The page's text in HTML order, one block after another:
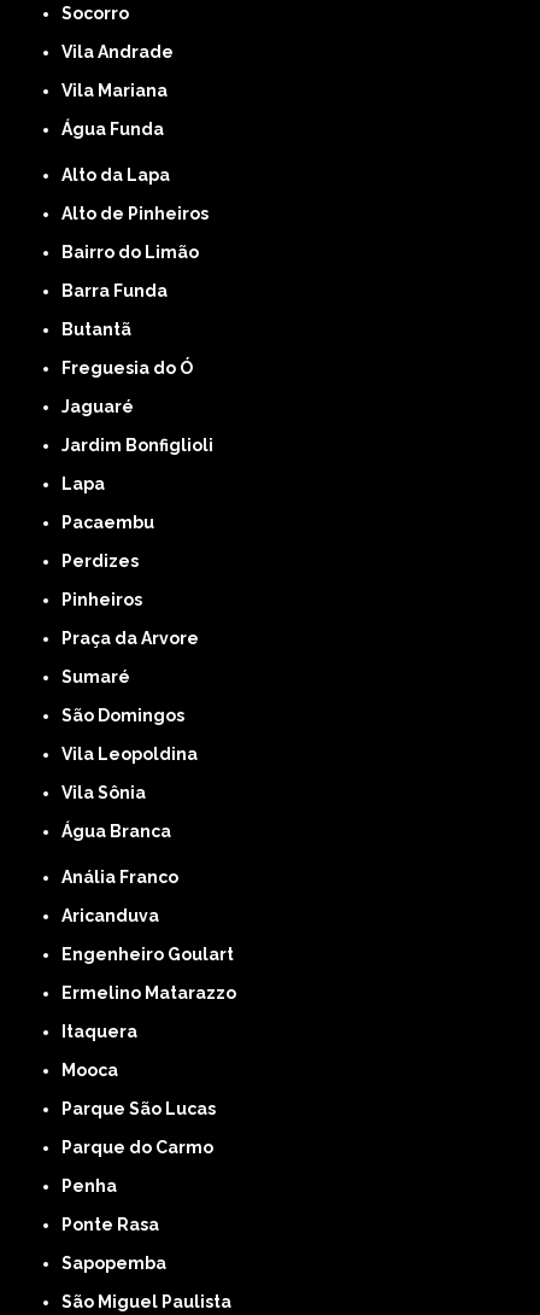
Socorro
Vila Andrade
Vila Mariana
Água Funda
Alto da Lapa
Alto de Pinheiros
Bairro do Limão
Barra Funda
Butantã
Freguesia do Ó
Jaguaré
Jardim Bonfiglioli
Lapa
Pacaembu
Perdizes
Pinheiros
Praça da Arvore
Sumaré
São Domingos
Vila Leopoldina
Vila Sônia
Água Branca
Anália Franco
Aricanduva
Engenheiro Goulart
Ermelino Matarazzo
Itaquera
Mooca
Parque São Lucas
Parque do Carmo
Penha
Ponte Rasa
Sapopemba
São Miguel Paulista